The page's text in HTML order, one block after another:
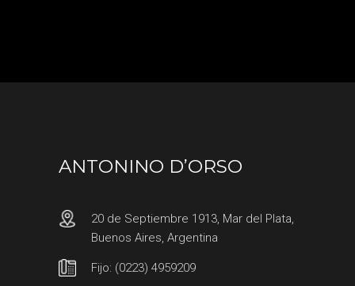
ANTONINO D’ORSO
20 de Septiembre 1913, Mar del Plata,
Buenos Aires, Argentina
Fijo: (0223) 4959209